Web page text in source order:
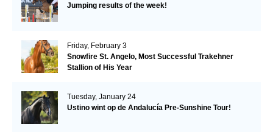
Jumping results of the week!
Friday, February 3
Snowfire St. Angelo, Most Successful Trakehner
Stallion of His Year
Tuesday, January 24
Ustino wint op de Andalucía Pre-Sunshine Tour!